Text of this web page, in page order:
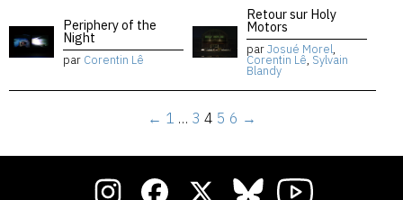
Periphery of the
Night
par Corentin Lê
Retour sur Holy
Motors
parJosué Morel,
Corentin Lê, Sylvain
Blandy
← 1 … 3 4 5 6 →